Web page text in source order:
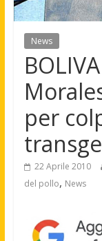
News
per
22 Aprile 2010
del pollo, News